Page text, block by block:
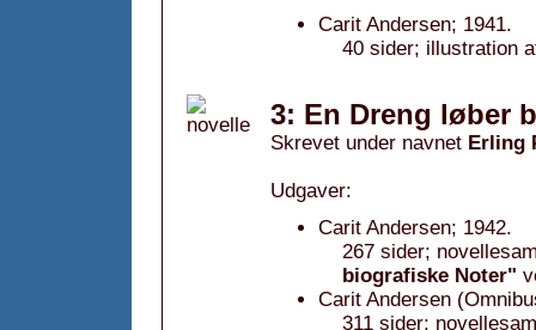
Carit Andersen; 1941.
40 sider; illustration
3: En Dreng løber
Skrevet under navnet Erling
Udgaver:
Carit Andersen; 1942.
267 sider;
biografiske Noter"
Carit Andersen
311 sider;